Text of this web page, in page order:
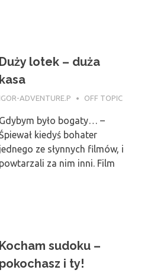
Duży lotek – duża
kasa
11 MAJA 2017
IGOR-ADVENTURE.P OFF TOPIC
Gdybym było bogaty… –
kiedyś bohater
jednego ze słynnych filmów, i
powtarzali za nim inni. Film
Kocham sudoku –
pokochasz i ty!